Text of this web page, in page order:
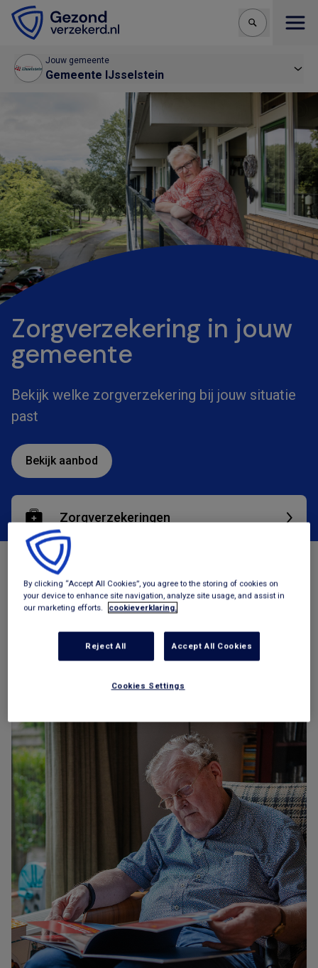
Jouw gemeente
Gemeente IJsselstein
Zorgverzekering in jouw
gemeente
Bekijk welke zorgverzekering bij jouw situatie
past
Bekijk aanbod
Zorgverzekeringen
Tegemoetkomingen
Energie
By clicking “Accept All Cookies”, you agree to the storing of cookies on
your device to enhance site navigation, analyze site usage, and assist in
our marketing efforts.
cookieverklaring.
Reject All Accept All Cookies
Cookies Settings